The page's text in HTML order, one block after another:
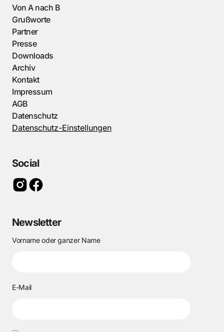
Von A nach B
Grußworte
Partner
Presse
Downloads
Archiv
Kontakt
Impressum
AGB
Datenschutz
Datenschutz-Einstellungen
Social
Newsletter
Vorname oder ganzer Name
E-Mail